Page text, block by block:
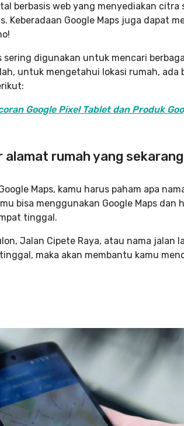
berbasis web yang menyediakan
Keberadaan Google Maps juga dapat
sering digunakan untuk mencari
untuk mengetahui lokasi rumah, ada
Google Pixel Tablet dan Produk
alamat rumah yang sekarang
Maps, kamu harus paham apa
bisa menggunakan Google Maps dan
tinggal.
Jalan Cipete Raya, atau nama jalan
maka akan membantu kamu